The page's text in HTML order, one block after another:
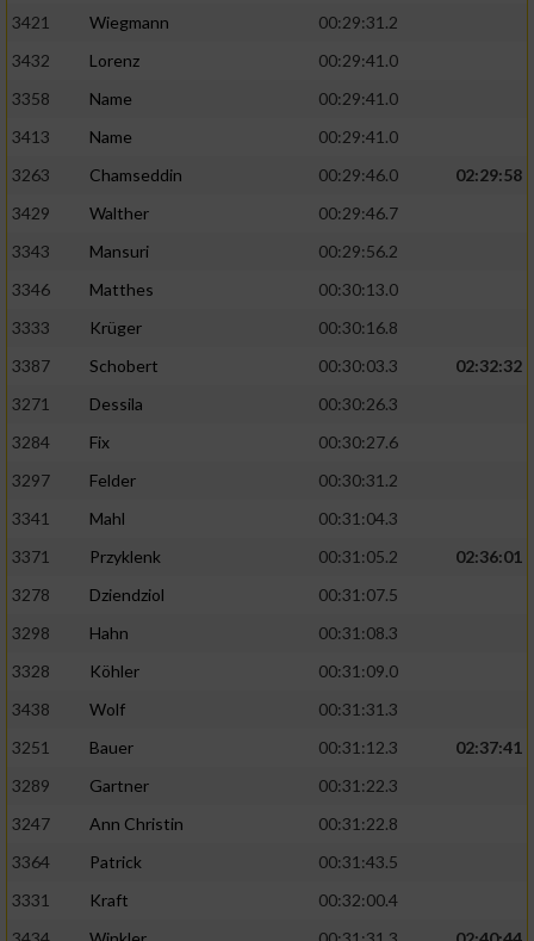
3421 Wiegmann
00:29:31.2
3432
Lorenz
00:29:41.0
3358
Name
00:29:41.0
3413
Name
00:29:41.0
3263
Chamseddin 00:29:46.0
02:29:58
3429
Walther
00:29:46.7
3343
Mansuri
00:29:56.2
3346
Matthes
00:30:13.0
3333
Krüger
00:30:16.8
3387
Schobert 00:30:03.3
02:32:32
3271
Dessila
00:30:26.3
3284
Fix
00:30:27.6
3297
Felder
00:30:31.2
3341
Mahl
00:31:04.3
3371
Przyklenk 00:31:05.2
02:36:01
3278
Dziendziol
00:31:07.5
3298
Hahn
00:31:08.3
3328
Köhler
00:31:09.0
3438
Wolf
00:31:31.3
3251
Bauer 00:31:12.3
02:37:41
3289
Gartner
00:31:22.3
3247
Ann Christin
00:31:22.8
3364
Patrick
00:31:43.5
3331
Kraft
00:32:00.4